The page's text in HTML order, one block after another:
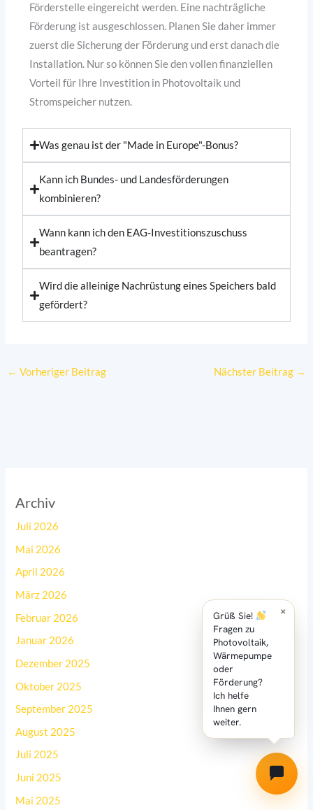
Förderstelle eingereicht werden. Eine nachträgliche
Förderung ist ausgeschlossen. Planen Sie daher immer
zuerst die Sicherung der Förderung und erst danach die
Installation. Nur so können Sie den vollen finanziellen
Vorteil für Ihre Investition in Photovoltaik und
Stromspeicher nutzen.
Was genau ist der "Made in Europe"-Bonus?
Kann ich Bundes- und Landesförderungen
kombinieren?
Wann kann ich den EAG-Investitionszuschuss
beantragen?
Wird die alleinige Nachrüstung eines Speichers bald
gefördert?
← Vorheriger Beitrag Nächster Beitrag →
Archiv
Juli 2026
Mai 2026
April 2026
März 2026
Februar 2026
Januar 2026
Dezember 2025
Oktober 2025
September 2025
August 2025
Juli 2025
Juni 2025
Mai 2025
×
Grüß Sie!
Fragen zu
Photovoltaik,
Wärmepumpe
oder
Förderung?
Ich helfe
Ihnen gern
weiter.